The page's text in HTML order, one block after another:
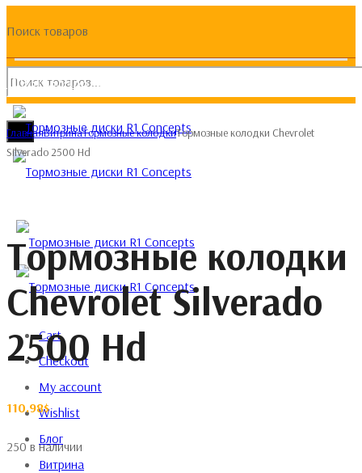
Поиск товаров
(093) 133 133 4
Cart
Checkout
My account
Wishlist
Блог
Витрина
ГлавнаяВитринаТормозные колодкиТормозные колодки Chevrolet
Silverado 2500 Hd
Тормозные колодки
Chevrolet Silverado
2500 Hd
110.98$
250 в наличии